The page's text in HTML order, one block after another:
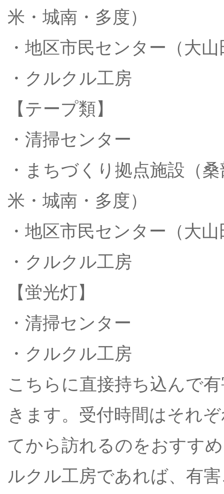
米・城南・多度）
・地区市民センター（大
・クルクル工房
【テープ類】
・清掃センター
・まちづくり拠点施設（
米・城南・多度）
・地区市民センター（大
・クルクル工房
【蛍光灯】
・清掃センター
・クルクル工房
こちらに直接持ち込んで
きます。受付時間はそれ
てから訪れるのをおすす
ルクル工房であれば、有